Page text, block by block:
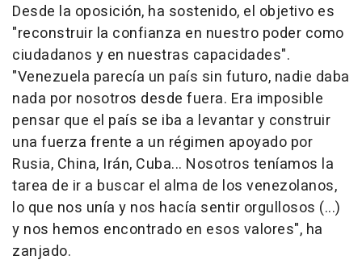
Desde la oposición, ha sostenido, el objetivo es
"reconstruir la confianza en nuestro poder como
ciudadanos y en nuestras capacidades".
"Venezuela parecía un país sin futuro, nadie daba
nada por nosotros desde fuera. Era imposible
pensar que el país se iba a levantar y construir
una fuerza frente a un régimen apoyado por
Rusia, China, Irán, Cuba... Nosotros teníamos la
tarea de ir a buscar el alma de los venezolanos,
lo que nos unía y nos hacía sentir orgullosos (...)
y nos hemos encontrado en esos valores", ha
zanjado.